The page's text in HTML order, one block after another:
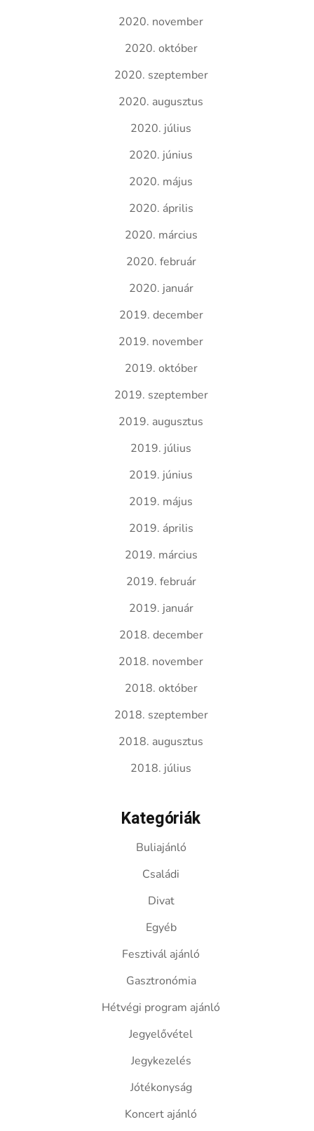
2020. november
2020. október
2020. szeptember
2020. augusztus
2020. július
2020. június
2020. május
2020. április
2020. március
2020. február
2020. január
2019. december
2019. november
2019. október
2019. szeptember
2019. augusztus
2019. július
2019. június
2019. május
2019. április
2019. március
2019. február
2019. január
2018. december
2018. november
2018. október
2018. szeptember
2018. augusztus
2018. július
Kategóriák
Buliajánló
Családi
Divat
Egyéb
Fesztivál ajánló
Gasztronómia
Hétvégi program ajánló
Jegyelővétel
Jegykezelés
Jótékonyság
Koncert ajánló